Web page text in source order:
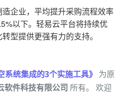
企业，平均提升采购流程效率
以下。轻易云平台将持续优
型提供更强有力的支持。
系统集成的3个实施工具》 为原
软件科技有限公司 所有。 欢迎